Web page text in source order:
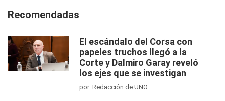
Recomendadas
El escándalo del Corsa con
papeles truchos llegó a la
Corte y Dalmiro Garay reveló
los ejes que se investigan
por Redacción de UNO